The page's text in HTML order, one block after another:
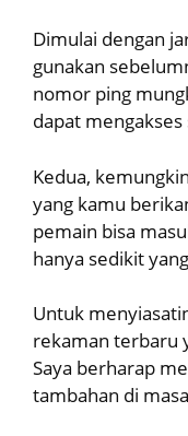
Dimulai dengan
gunakan
nomor ping
dapat
Kedua,
yang kamu
pemain bisa
hanya sedikit
Untuk
rekaman terbaru
Saya berharap
tambahan di